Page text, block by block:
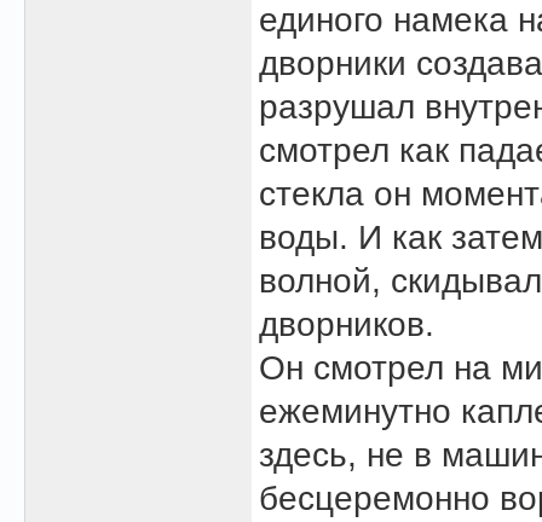
единого намека
дворники
разрушал
смотрел как
стекла он
воды. И как
волной,
дворников.
Он смотрел на
ежеминутно
здесь, не в
бесцеремонно